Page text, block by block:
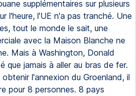
supplémentaires sur plusieurs
l'heure, l'UE n'a pas tranché. Une
tout le monde le sait, une
avec la Maison Blanche ne
Mais à Washington, Donald
que jamais à aller au bras de fer.
l'annexion du Groenland, il
pour 8 personnes. 8 pays